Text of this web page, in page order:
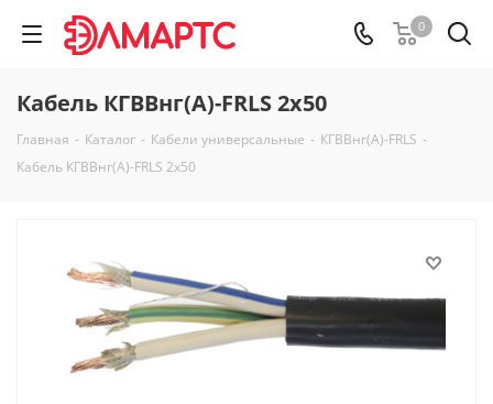
0
Кабель КГВВнг(А)-FRLS 2х50
Главная - Каталог - Кабели универсальные - КГВВнг(А)-FRLS -
Кабель КГВВнг(А)-FRLS 2х50